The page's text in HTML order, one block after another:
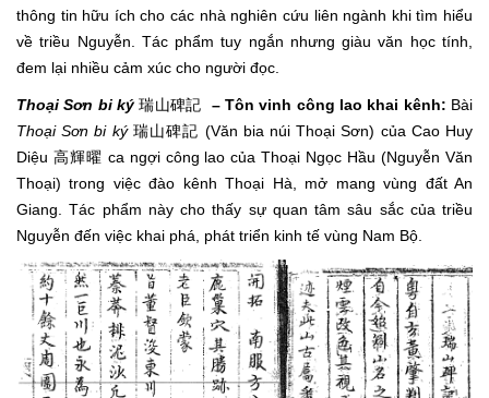
thông tin hữu ích cho các nhà nghiên cứu liên ngành khi tìm hiểu
về triều Nguyễn. Tác phẩm tuy ngắn nhưng giàu văn học tính,
đem lại nhiều cảm xúc cho người đọc.
Thoại Sơn bi ký瑞山碑記 – Tôn vinh công lao khai kênh: Bài
Thoại Sơn bi ký瑞山碑記 (Văn bia núi Thoại Sơn) của Cao Huy
Diệu 高輝曜 ca ngợi công lao của Thoại Ngọc Hầu (Nguyễn Văn
Thoại) trong việc đào kênh Thoại Hà, mở mang vùng đất An
Giang. Tác phẩm này cho thấy sự quan tâm sâu sắc của triều
Nguyễn đến việc khai phá, phát triển kinh tế vùng Nam Bộ.